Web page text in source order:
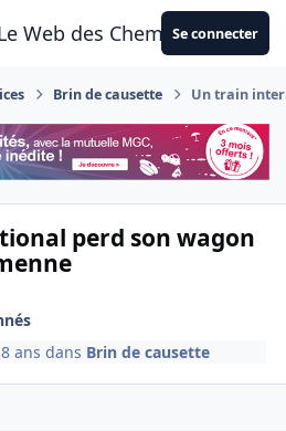
Web des CheminotsSe connecter
Brin de causette Un train
perd son wagon
ans dans Brin de causette